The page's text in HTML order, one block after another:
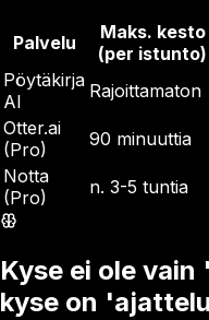
Palvelu
Maks. kesto
(per istunto)
Pöytäkirja
AI
Rajoittamaton
Otter.ai
(Pro)
90 minuuttia
Notta
(Pro)
n. 3-5 tuntia
Kyse ei ole
kyse on